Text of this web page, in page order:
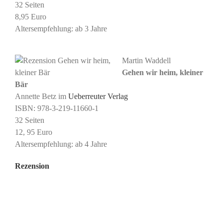
32 Seiten
8,95 Euro
Altersempfehlung: ab3 Jahre
Martin Waddell
Gehen wir heim, kleiner
Bär
Annette Betz im Ueberreuter Verlag
ISBN: 978-3-219-11660-1
32 Seiten
12, 95 Euro
Altersempfehlung: ab 4 Jahre
Rezension